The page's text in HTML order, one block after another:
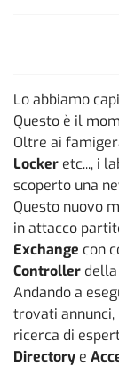
Lo abbiamo
Questo è il
Oltre ai
Locker etc..., i
scoperto una
Questo nuovo
in attacco
Exchange con
Controller
Andando a
trovati
ricerca di
Directory e